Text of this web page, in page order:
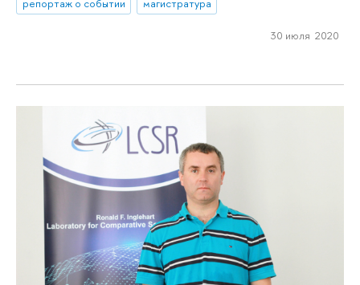
репортаж о событии
магистратура
30 июля 2020